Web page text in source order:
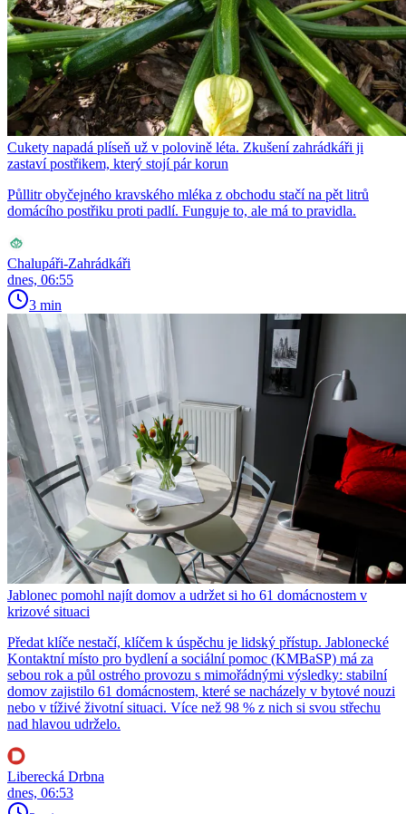
Cukety napadá plíseň už v polovině léta. Zkušení zahrádkáři ji
zastaví postřikem, který stojí pár korun
Půllitr obyčejného kravského mléka z obchodu stačí na pět litrů
domácího postřiku proti padlí. Funguje to, ale má to pravidla.
Chalupáři-Zahrádkáři
dnes, 06:55
3 min
Jablonec pomohl najít domov a udržet si ho 61 domácnostem v
krizové situaci
Předat klíče nestačí, klíčem k úspěchu je lidský přístup. Jablonecké
Kontaktní místo pro bydlení a sociální pomoc (KMBaSP) má za
sebou rok a půl ostrého provozu s mimořádnými výsledky: stabilní
domov zajistilo 61 domácnostem, které se nacházely v bytové nouzi
nebo v tíživé životní situaci. Více než 98 % z nich si svou střechu
nad hlavou udrželo.
Liberecká Drbna
dnes, 06:53